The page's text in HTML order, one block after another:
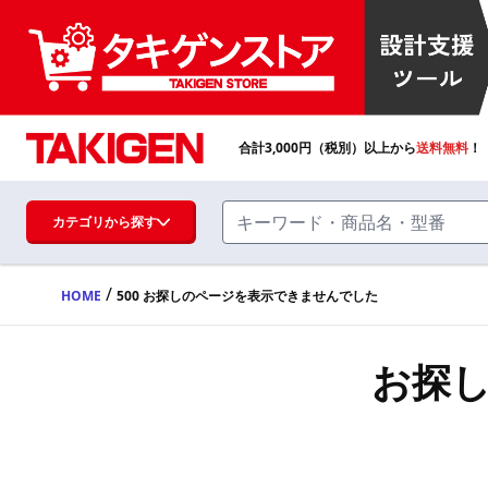
ハンドル・取手・つまみ・周辺機器
FA・A
合計3,000円（税別）以上から送料無料
カテゴリから探す
HOME / 500 お探しのページを表示できませんでした
お探